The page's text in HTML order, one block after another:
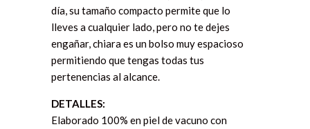
día, su tamaño compacto permite que lo
lleves a cualquier lado, pero no te dejes
engañar, chiara es un bolso muy espacioso
permitiendo que tengas todas tus
pertenencias al alcance.
DETALLES:
Elaborado 100% en piel de vacuno con